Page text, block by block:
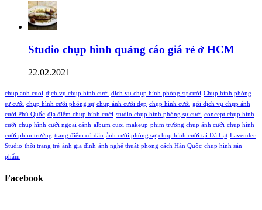
Studio chụp hình quảng cáo giá rẻ ở HCM
22.02.2021
chup anh cuoi dịch vụ chụp hình cưới dịch vụ chụp hình phóng sự cưới Chụp hình phóng
sự cưới chụp hình cưới phóng sự chụp ảnh cưới đẹp chụp hình cưới gói dịch vụ chụp ảnh
cưới Phú Quốc địa điểm chụp hình cưới studio chụp hình phóng sự cưới concept chụp hình
cưới chụp hình cưới ngoại cảnh album cuoi makeup phim trường chụp ảnh cưới chụp hình
cưới phim trường trang điểm cô dâu ảnh cưới phóng sự chụp hình cưới tại Đà Lạt Lavender
Studio thời trang trẻ ảnh gia đình ảnh nghệ thuật phong cách Hàn Quốc chụp hình sản
phẩm
Facebook